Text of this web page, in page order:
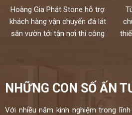
Hoàng Gia Phát Stone hỗ trợ
khách hàng vận chuyển đá lát
sân vườn tới tận nơi thi công
NHỮNG CON SỐ ẤN
Với nhiều năm kinh nghiệm trong